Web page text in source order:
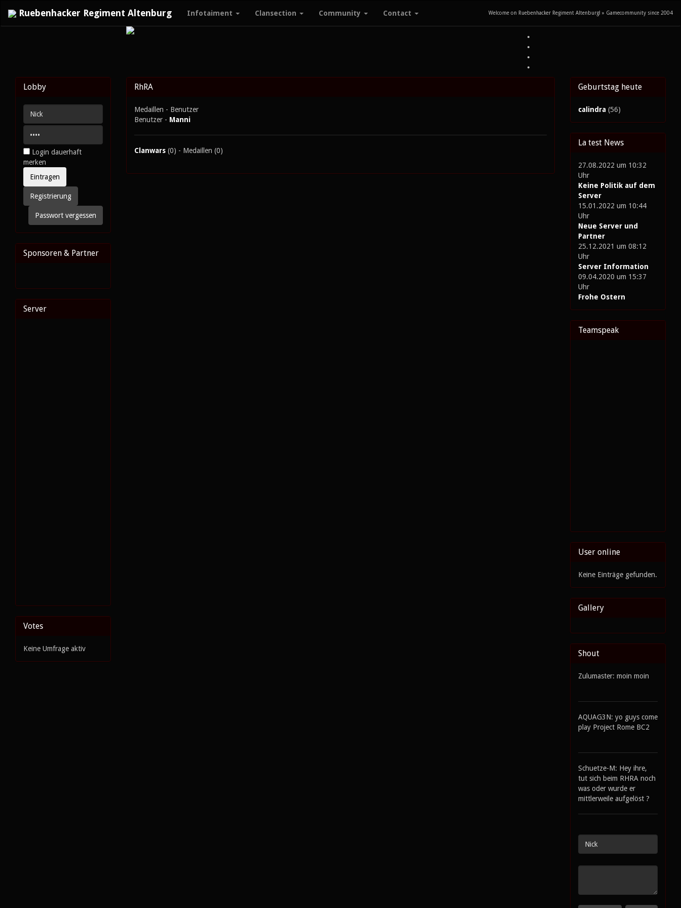
Ruebenhacker Regiment Altenburg Infotaiment Clansection Community Contact Welcome on Ruebenhacker Regiment Altenburg! » Gamecommunity since 2004
Lobby
Login dauerhaft
merken
Registrierung
Passwort vergessen
Sponsoren & Partner
Server
Votes
Keine Umfrage aktiv
RhRA
Medaillen - Benutzer
Benutzer - Manni
Clanwars (0) - Medaillen (0)
Geburtstag heute
calindra (56)
La test News
27.08.2022 um 10:32
Uhr
Keine Politik auf dem
Server
15.01.2022 um 10:44
Uhr
Neue Server und
Partner
25.12.2021 um 08:12
Uhr
Server Information
09.04.2020 um 15:37
Uhr
Frohe Ostern
Teamspeak
User online
Keine Einträge gefunden.
Gallery
Shout
Zulumaster: moin moin
AQUAG3N: yo guys come
play Project Rome BC2
Schuetze-M: Hey ihre,
tut sich beim RHRA noch
was oder wurde er
mittlerweile aufgelöst ?